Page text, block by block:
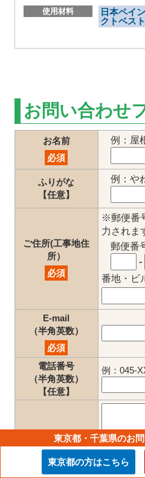
使用材料
日本ペイ
クトベス
お問い合わせ
お名前
必須
例：屋
ふりがな
【任意】
例：や
ご住所(工事地住
所）
必須
※郵便番
力されま
郵便番
-
番地・ビ
E-mail
（半角英数）
必須
電話番号
（半角英数）
【任意】
例：045-
お問い合わせ
【任意】
東京都・千葉県のお
東京都の方はこちら